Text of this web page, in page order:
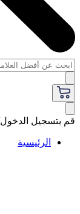
قم بتسجيل
الرئيسية